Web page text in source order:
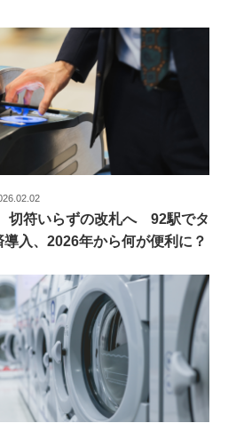
切符いらずの改札へ 92駅でタ
導入、2026年から何が便利に？